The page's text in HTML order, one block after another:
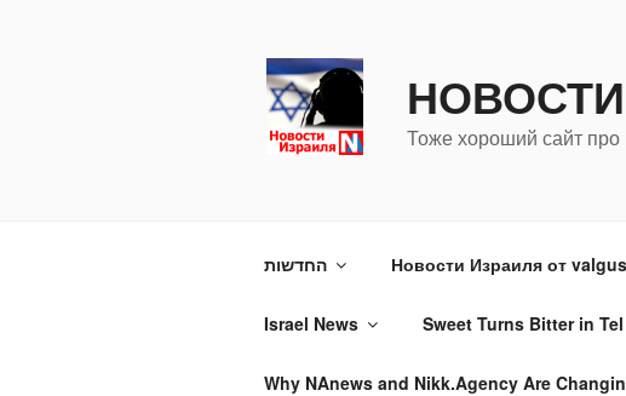
НОВОСТИ
Тоже хороший сайт
החדשות Новости Израиля от valgus
Israel News Sweet Turns Bitter in
Why NAnews and Nikk.Agency Are